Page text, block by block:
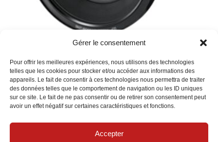
Gérer le consentement
Pour offrir les meilleures expériences, nous utilisons des technologies
telles que les cookies pour stocker et/ou accéder aux informations des
appareils. Le fait de consentir à ces technologies nous permettra de traiter
des données telles que le comportement de navigation ou les ID uniques
sur ce site. Le fait de ne pas consentir ou de retirer son consentement peut
avoir un effet négatif sur certaines caractéristiques et fonctions.
Accepter
PANASONIC – Optique 0.8-1.0:1